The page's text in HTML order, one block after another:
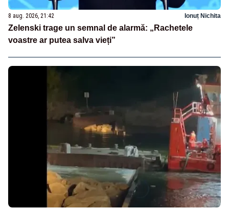
8 aug. 2026, 21:42 Ionuț Nichita
Zelenski trage un semnal de alarmă: „Rachetele
voastre ar putea salva vieți”